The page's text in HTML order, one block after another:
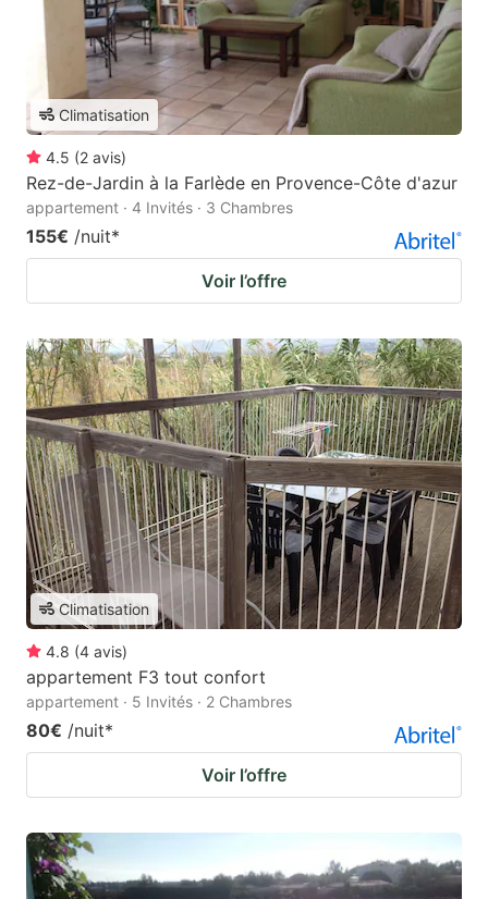
Climatisation
4.5 (2 avis)
Rez-de-Jardin à la Farlède en Provence-Côte d'azur
appartement · 4 Invités · 3 Chambres
155€ /nuit*
Voir l’offre
Climatisation
4.8 (4 avis)
appartement F3 tout confort
appartement · 5 Invités · 2 Chambres
80€ /nuit*
Voir l’offre